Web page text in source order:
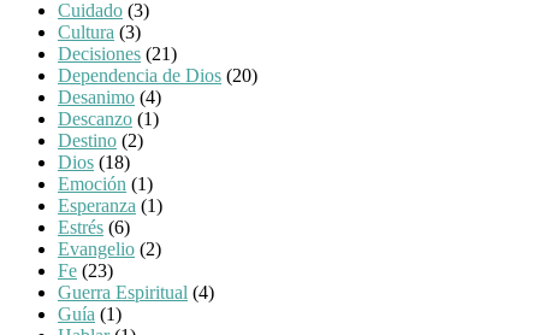
Cuidado (3)
Cultura (3)
Decisiones (21)
Dependencia de Dios (20)
Desanimo (4)
Descanzo (1)
Destino (2)
Dios (18)
Emoción (1)
Esperanza (1)
Estrés (6)
Evangelio (2)
Fe (23)
Guerra Espiritual (4)
Guía (1)